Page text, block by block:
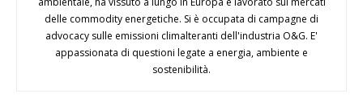
delle commodity energetiche. Si è occupata di campagne di
advocacy sulle emissioni climalteranti dell'industria O&G. E'
appassionata di questioni legate a energia, ambiente e
sostenibilità.